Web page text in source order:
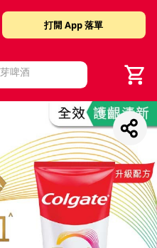
打開 App 落單